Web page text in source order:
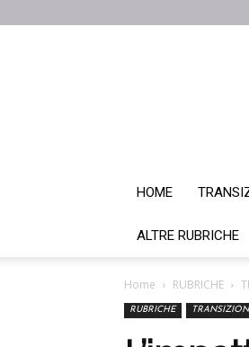
HOME
ALTRE RUBRICHE
Home RUBRICHE
RUBRICHE